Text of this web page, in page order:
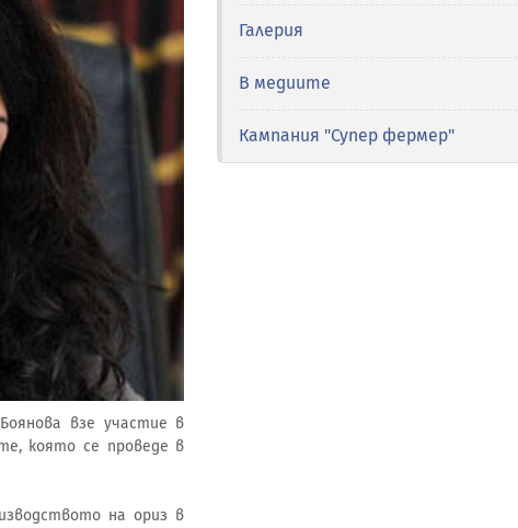
взе участие в
която се проведе в
на ориз в
Галерия
В медиите
Кампания "Супер фермер"